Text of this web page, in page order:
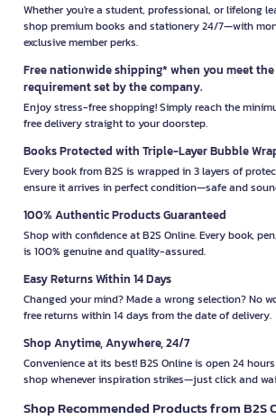
Whether you're a student, professional, or lifelong
shop premium books and stationery 24/7—with
exclusive member perks.
Free nationwide shipping* when you meet
requirement set by the company.
Enjoy stress-free shopping! Simply reach the
free delivery straight to your doorstep.
Books Protected with Triple-Layer Bubble
Every book from B2S is wrapped in 3 layers of
ensure it arrives in perfect condition—safe and
100% Authentic Products Guaranteed
Shop with confidence at B2S Online. Every book,
is 100% genuine and quality-assured.
Easy Returns Within 14 Days
Changed your mind? Made a wrong selection? No
free returns within 14 days from the date of delivery.
Shop Anytime, Anywhere, 24/7
Convenience at its best! B2S Online is open 24
shop whenever inspiration strikes—just click and
Shop Recommended Products from B2S